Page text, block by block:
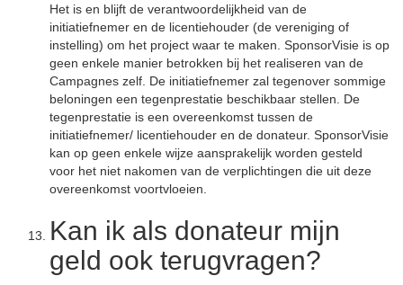
Het is en blijft de verantwoordelijkheid van de
initiatiefnemer en de licentiehouder (de vereniging of
instelling) om het project waar te maken. SponsorVisie is op
geen enkele manier betrokken bij het realiseren van de
Campagnes zelf. De initiatiefnemer zal tegenover sommige
beloningen een tegenprestatie beschikbaar stellen. De
tegenprestatie is een overeenkomst tussen de
initiatiefnemer/ licentiehouder en de donateur. SponsorVisie
kan op geen enkele wijze aansprakelijk worden gesteld
voor het niet nakomen van de verplichtingen die uit deze
overeenkomst voortvloeien.
Kan ik als donateur mijn
geld ook terugvragen?